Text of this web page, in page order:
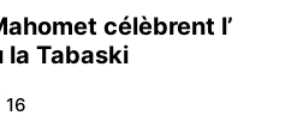
célèbrent l’
la Tabaski
16